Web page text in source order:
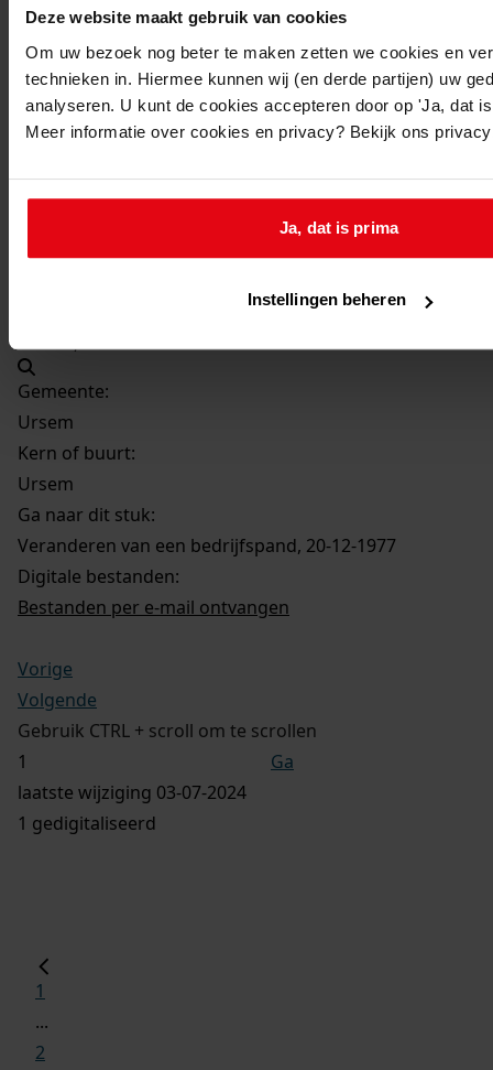
Deze website maakt gebruik van cookies
Om uw bezoek nog beter te maken zetten we cookies en
technieken in. Hiermee kunnen wij (en derde partijen) uw
analyseren. U kunt de cookies accepteren door op 'Ja, dat
Meer informatie over cookies en privacy? Bekijk ons
Ja, dat is prima
Instellingen beheren
20-12-1977
Beschrijving:
Veranderen van een bedrijfspand
Datum vergunning:
20-12-1977
Ursem, De Kolk 4
Gemeente:
Ursem
Kern of buurt:
Ursem
Ga naar dit stuk:
Veranderen van een bedrijfspand, 20-12-1977
Digitale bestanden:
Bestanden per e-mail ontvangen
Vorige
Volgende
Gebruik CTRL + scroll om te scrollen
Ga
laatste wijziging 03-07-2024
1 gedigitaliseerd
1
...
2